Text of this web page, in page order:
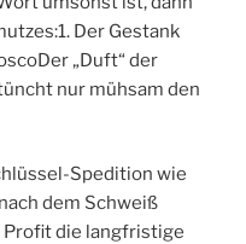
Der Gestank
„Duft“ der
nur mühsam den
Spedition wie
dem Schweiß
die langfristige